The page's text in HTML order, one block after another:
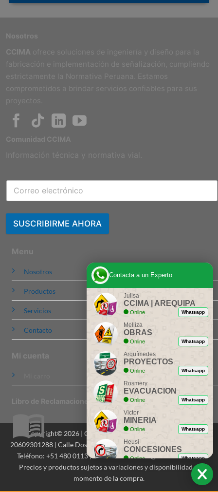
Nosotros
CCIMA ofrece soluciones de ingeniería y diseño para la
fabricación e implementación de señalización, cumpliendo
estrictamente la Normativa Peruana. Estamos
comprometidos a brindar servicios confiables para sus
proyectos.
Menu
Nosotros
Productos
Servicios
Contacto
Mi cuenta
Libro de Reclamaciones
Comunidad CCIMA
Información técnica y normativa vial.
SUSCRIBIRME AHORA
Copyright© 2026 | CCIMA Señalizaciones S.A.C. | RUC:
20609301288 | Calle Dos de Mayo 516, Of. 201, Miraflores, Lima |
Teléfono: +51 480 0113 | Email: contactenos@ccima.com.pe |
Precios y productos sujetos a variaciones y disponibilidad al
momento de la compra.
Contacta a un Experto
Julisa
CCIMA | AREQUIPA
Online Whatsapp
Melliza
OBRAS
Online Whatsapp
Arquímedes
PROYECTOS
Online Whatsapp
Rosmery
EVACUACION
Online Whatsapp
Victor
MINERIA
Online Whatsapp
Heusi
CONCESIONES
Online Whatsapp
Ing. Dionicio
ASESORIA